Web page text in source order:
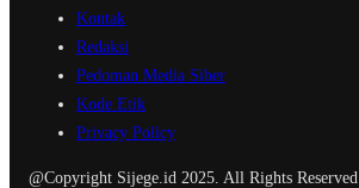
Kontak
Redaksi
Pedoman Media Siber
Kode Etik
Privacy Policy
@Copyright Sijege.id 2025. All Rights Reserved